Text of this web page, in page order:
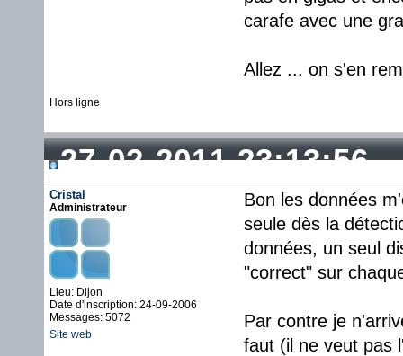
carafe avec une
Allez ... on s'en
Hors ligne
27-02-2011 23:13:56
Cristal
Administrateur
Lieu: Dijon
Date d'inscription: 24-09-2006
Messages: 5072
Site web
Bon les données
seule dès la
données, un seul
"correct" sur
Par contre je
faut (il ne veut pas